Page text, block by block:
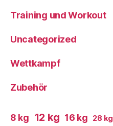
Training und Workout
Uncategorized
Wettkampf
Zubehör
8 kg 12 kg 16 kg 28 kg